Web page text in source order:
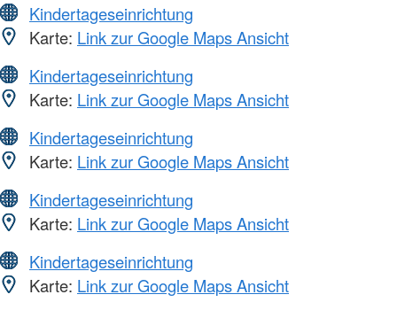
Kindertageseinrichtung
Karte: Link zur Google Maps Ansicht
Kindertageseinrichtung
Karte: Link zur Google Maps Ansicht
Kindertageseinrichtung
Karte: Link zur Google Maps Ansicht
Kindertageseinrichtung
Karte: Link zur Google Maps Ansicht
Kindertageseinrichtung
Karte: Link zur Google Maps Ansicht